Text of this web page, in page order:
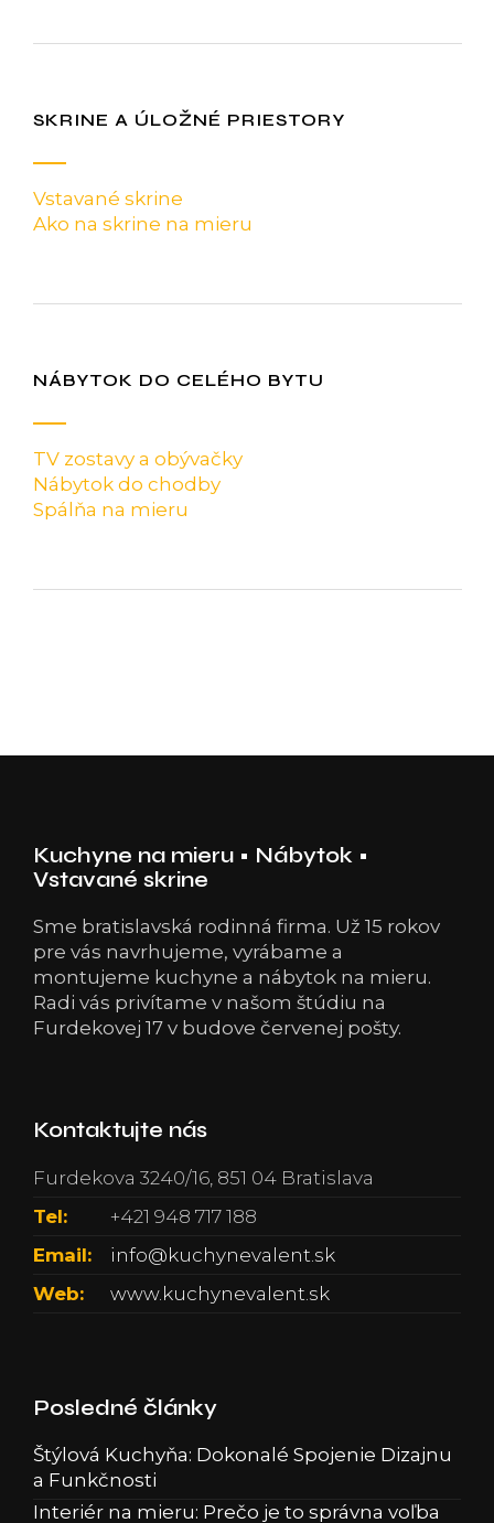
SKRINE A ÚLOŽNÉ PRIESTORY
Vstavané skrine
Ako na skrine na mieru
NÁBYTOK DO CELÉHO BYTU
TV zostavy a obývačky
Nábytok do chodby
Spálňa na mieru
Kuchyne na mieru • Nábytok •
Vstavané skrine
Sme bratislavská rodinná firma. Už 15 rokov
pre vás navrhujeme, vyrábame a
montujeme kuchyne a nábytok na mieru.
Radi vás privítame v našom štúdiu na
Furdekovej 17 v budove červenej pošty.
Kontaktujte nás
Furdekova 3240/16, 851 04 Bratislava
Tel:
+421 948 717 188
Email:
info@kuchynevalent.sk
Web:
www.kuchynevalent.sk
Posledné články
Štýlová Kuchyňa: Dokonalé Spojenie Dizajnu
a Funkčnosti
Interiér na mieru: Prečo je to správna voľba